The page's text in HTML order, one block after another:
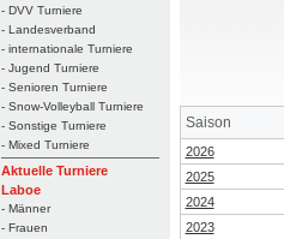
- DVV Turniere
- Landesverband
- internationale Turniere
- Jugend Turniere
- Senioren Turniere
- Snow-Volleyball Turniere
- Sonstige Turniere
- Mixed Turniere
Aktuelle Turniere
Laboe
- Männer
- Frauen
Saison
2026
2025
2024
2023